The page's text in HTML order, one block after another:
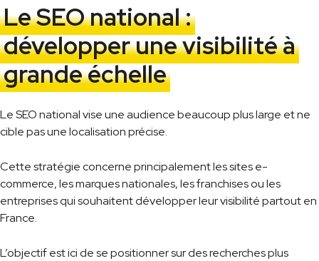
Le SEO national :
développer une visibilité à
grande échelle
Le SEO national vise une audience beaucoup plus large et ne
cible pas une localisation précise.
Cette stratégie concerne principalement les sites e-
commerce, les marques nationales, les franchises ou les
entreprises qui souhaitent développer leur visibilité partout en
France.
L’objectif est ici de se positionner sur des recherches plus